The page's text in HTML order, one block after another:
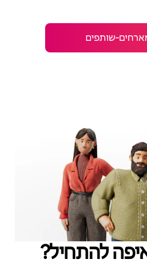
להתחיל?